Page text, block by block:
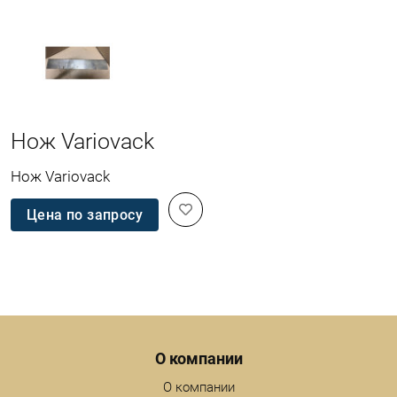
Нож Variovack
Нож Variovack
Цена по запросу
О компании
О компании